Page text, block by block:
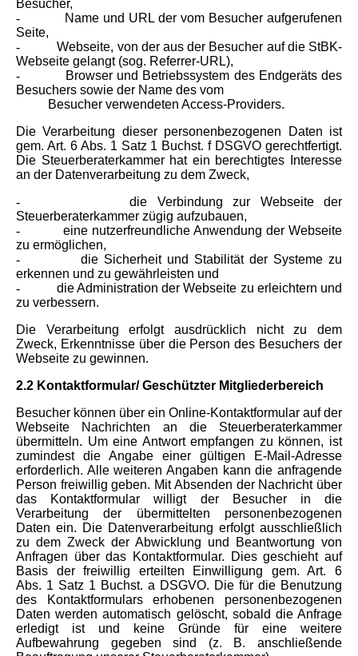
Besucher,
-
Name und URL der vom Besucher aufgerufenen
Seite,
-Webseite, von der aus der Besucher auf die StBK-
Webseite gelangt (sog. Referrer-URL),
-
Browser und Betriebssystem des Endgeräts des
Besuchers sowie der Name des vom
Besucher verwendeten Access-Providers.
Die Verarbeitung dieser personenbezogenen Daten ist
gem. Art. 6 Abs. 1 Satz 1 Buchst. f DSGVO gerechtfertigt.
Die Steuerberaterkammer hat ein berechtigtes Interesse
an der Datenverarbeitung zu dem Zweck,
-die Verbindung zur Webseite der
Steuerberaterkammer zügig aufzubauen,
-eine nutzerfreundliche Anwendung der Webseite
zu ermöglichen,
-die Sicherheit und Stabilität der Systeme zu
erkennen und zu gewährleisten und
- die Administration der Webseite zu erleichtern und
zu verbessern.
Die Verarbeitung erfolgt ausdrücklich nicht zu dem
Zweck, Erkenntnisse über die Person des Besuchers der
Webseite zu gewinnen.
2.2 Kontaktformular/ Geschützter Mitgliederbereich
Besucher können über ein Online-Kontaktformular auf der
Webseite Nachrichten an die Steuerberaterkammer
übermitteln. Um eine Antwort empfangen zu können, ist
zumindest die Angabe einer gültigen E-Mail-Adresse
erforderlich. Alle weiteren Angaben kann die anfragende
Person freiwillig geben. Mit Absenden der Nachricht über
das Kontaktformular willigt der Besucher in die
Verarbeitung der übermittelten personenbezogenen
Daten ein. Die Datenverarbeitung erfolgt ausschließlich
zu dem Zweck der Abwicklung und Beantwortung von
Anfragen über das Kontaktformular. Dies geschieht auf
Basis der freiwillig erteilten Einwilligung gem. Art. 6
Abs. 1 Satz 1 Buchst. a DSGVO. Die für die Benutzung
des Kontaktformulars erhobenen personenbezogenen
Daten werden automatisch gelöscht, sobald die Anfrage
erledigt ist und keine Gründe für eine weitere
Aufbewahrung gegeben sind (z. B. anschließende